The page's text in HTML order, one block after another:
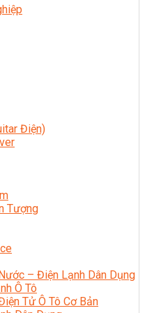
Điện)
Tượng
– Điện Lạnh Dân Dụng
Ô Tô
Tử Ô Tô Cơ Bản